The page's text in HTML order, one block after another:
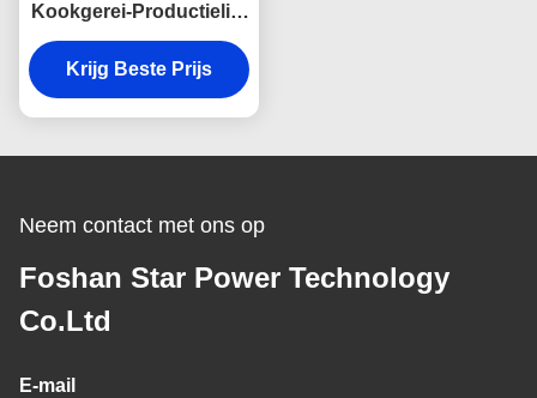
Kookgerei-Productielijn
voor de Inductie
Solderend Lassen van
de
Krijg Beste Prijs
Neem contact met ons op
Foshan Star Power Technology
Co.Ltd
E-mail